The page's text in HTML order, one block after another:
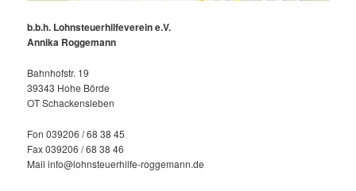
b.b.h. Lohnsteuerhilfeverein e.V.
Annika Roggemann
Bahnhofstr. 19
39343 Hohe Börde
OT Schackensleben
Fon 039206 / 68 38 45
Fax 039206 / 68 38 46
Mail info@lohnsteuerhilfe-roggemann.de